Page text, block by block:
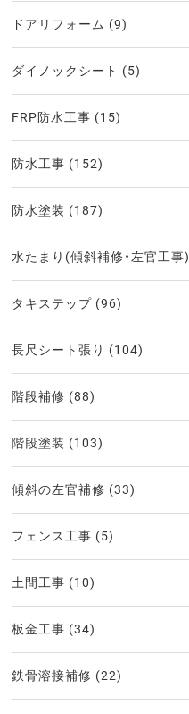
ドアリフォーム (9)
ダイノックシート (5)
FRP防水工事 (15)
防水工事 (152)
防水塗装 (187)
水たまり(傾斜補修・左官工事)
タキステップ (96)
長尺シート張り (104)
階段補修 (88)
階段塗装 (103)
傾斜の左官補修 (33)
フェンス工事 (5)
土間工事 (10)
板金工事 (34)
鉄骨溶接補修 (22)